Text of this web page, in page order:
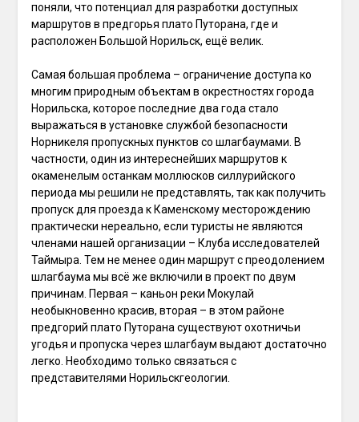
поняли, что потенциал для разработки доступных
маршрутов в предгорья плато Путорана, где и
расположен Большой Норильск, ещё велик.
Самая большая проблема – ограничение доступа ко
многим природным объектам в окрестностях города
Норильска, которое последние два года стало
выражаться в установке службой безопасности
Норникеля пропускных пунктов со шлагбаумами. В
частности, один из интереснейших маршрутов к
окаменелым останкам моллюсков силлурийского
периода мы решили не представлять, так как получить
пропуск для проезда к Каменскому месторождению
практически нереально, если туристы не являются
членами нашей организации – Клуба исследователей
Таймыра. Тем не менее один маршрут с преодолением
шлагбаума мы всё же включили в проект по двум
причинам. Первая – каньон реки Мокулай
необыкновенно красив, вторая – в этом районе
предгорий плато Путорана существуют охотничьи
угодья и пропуска через шлагбаум выдают достаточно
легко. Необходимо только связаться с
представителями Норильскгеологии.